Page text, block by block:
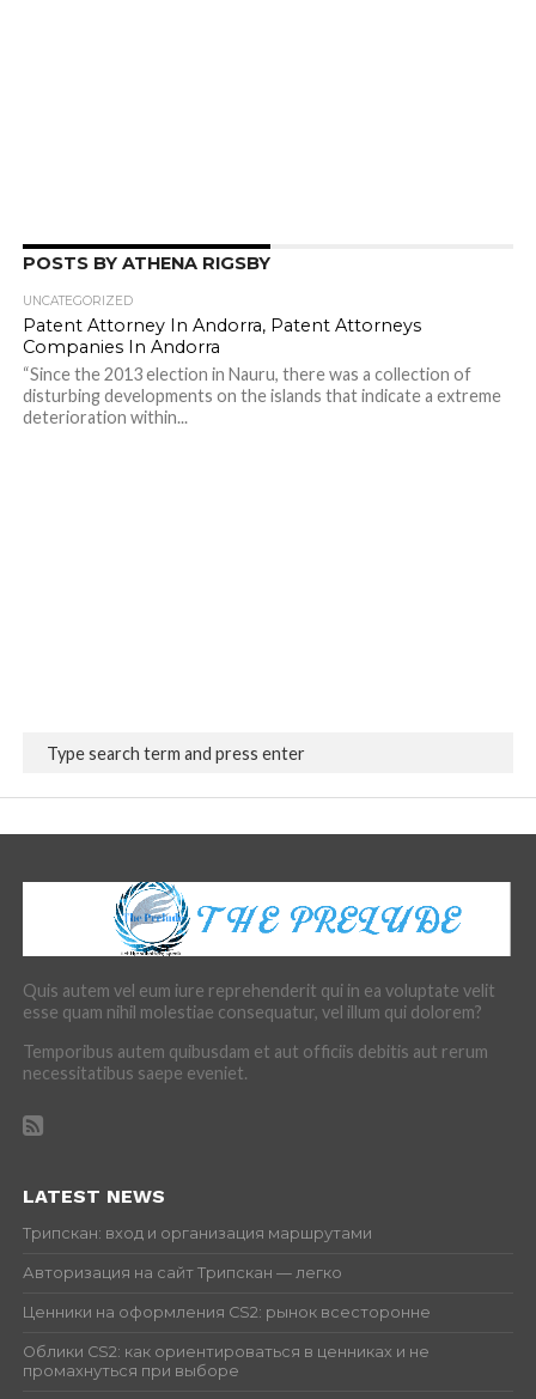
POSTS BY ATHENA RIGSBY
UNCATEGORIZED
Patent Attorney In Andorra, Patent Attorneys
Companies In Andorra
“Since the 2013 election in Nauru, there was a collection of
disturbing developments on the islands that indicate a extreme
deterioration within...
Quis autem vel eum iure reprehenderit qui in ea voluptate velit
esse quam nihil molestiae consequatur, vel illum qui dolorem?
Temporibus autem quibusdam et aut officiis debitis aut rerum
necessitatibus saepe eveniet.
LATEST NEWS
Трипскан: вход и организация маршрутами
Авторизация на сайт Трипскан — легко
Ценники на оформления CS2: рынок всесторонне
Облики CS2: как ориентироваться в ценниках и не
промахнуться при выборе